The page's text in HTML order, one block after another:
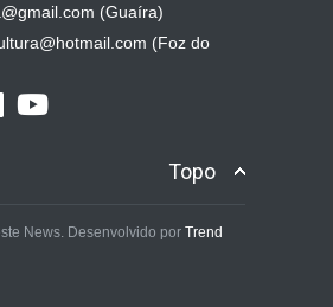
(Guaíra)
(Foz do
Topo
News. Desenvolvido por Trend